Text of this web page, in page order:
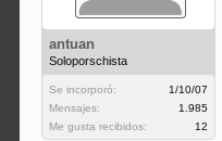
antuan
Soloporschista
Se incorporó:
1/10/07
Mensajes:
1.985
Me gusta recibidos:
12